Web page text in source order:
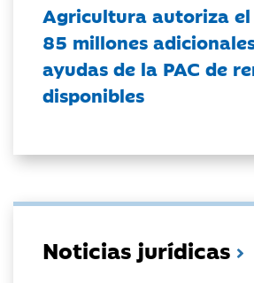
Agricultura autoriza el
85 millones
ayudas de la PAC de
disponibles
Noticias jurídicas